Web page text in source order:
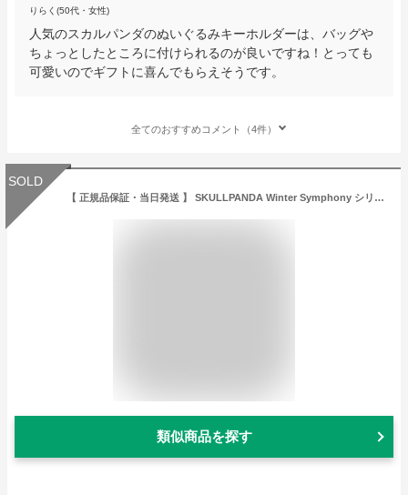
りらく(50代・女性)
人気のスカルパンダのぬいぐるみキーホルダーは、バッグや
ちょっとしたところに付けられるのが良いですね！とっても
可愛いのでギフトに喜んでもらえそうです。
全てのおすすめコメント（4件）
SOLD
【 正規品保証・当日発送 】 SKULLPANDA Winter Symphony シリーズ ぬいぐるみペンダント【ピース】【アソートボックス】 skull panda popmart ポップマート スカルパンダ ポップ マート オンライン キャラクター グッズ かわいい おもちゃ ギフト プレゼント 国内正規品
類似商品を探す